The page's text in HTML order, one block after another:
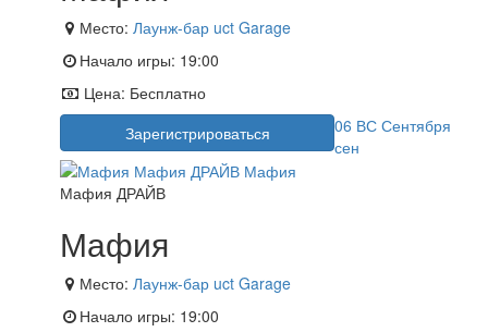
Место: Лаунж-бар uct Garage
Начало игры: 19:00
Цена: Бесплатно
Зарегистрироваться
06 ВС Сентября
сен
Мафия ДРАЙВ
Мафия
Место: Лаунж-бар uct Garage
Начало игры: 19:00